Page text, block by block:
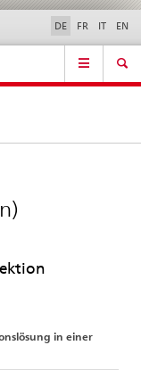
Kontakt | Support & Hilfe
DE FR IT EN
in einer